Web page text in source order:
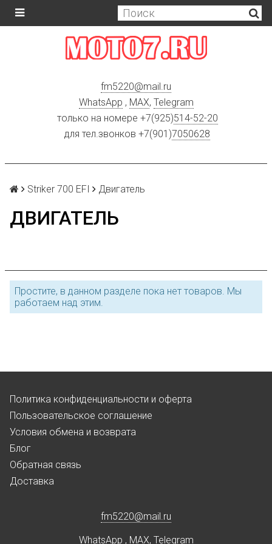
fm5220@mail.ru
WhatsApp , MAX, Telegram
только на номере +7(925)514-52-20
для тел.звонков +7(901)7050628
Striker 700 EFI Двигатель
ДВИГАТЕЛЬ
Простите, в данном разделе пока нет товаров. Мы
работаем над этим.
Политика конфиденциальности и оферта
Пользовательское соглашение
Условия обмена и возврата
Блог
Обратная связь
Доставка
fm5220@mail.ru
WhatsApp , MAX, Telegram